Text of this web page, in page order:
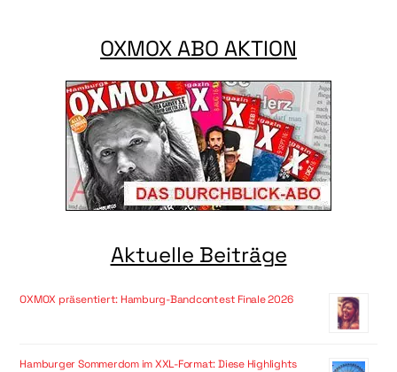
OXMOX ABO AKTION
Aktuelle Beiträge
OXMOX präsentiert: Hamburg-Bandcontest Finale 2026
Hamburger Sommerdom im XXL-Format: Diese Highlights